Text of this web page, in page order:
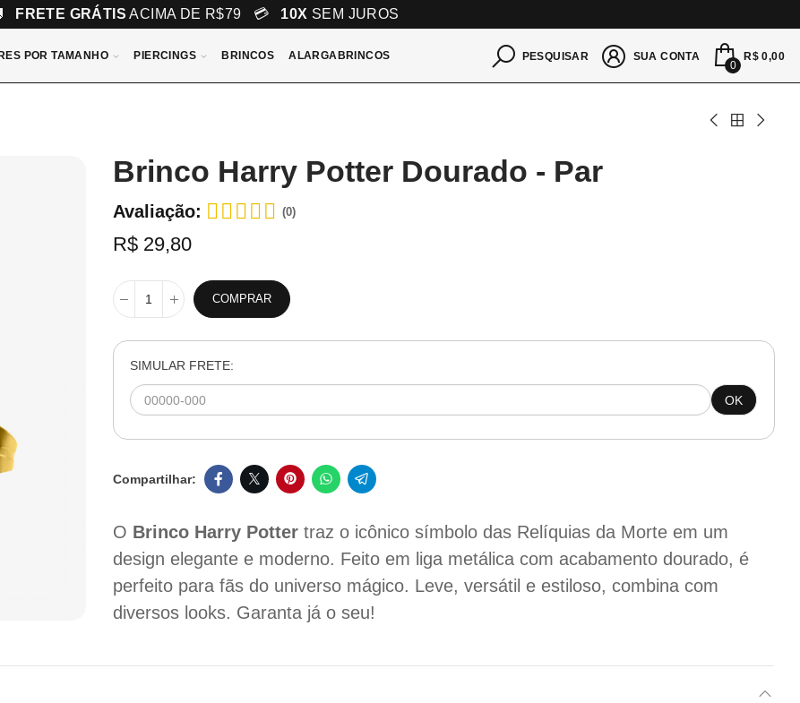
FRETE GRÁTIS ACIMA DE R$79 💳 10X SEM JUROS
POR TAMANHO PIERCINGS BRINCOS ALARGABRINCOS PESQUISAR SUA CONTA
0
R$ 0,00
Brinco Harry Potter Dourado - Par
Avaliação: (0)
R$ 29,80
COMPRAR
SIMULAR FRETE:
OK
O Brinco Harry Potter traz o icônico símbolo das Relíquias da Morte em um
design elegante e moderno. Feito em liga metálica com acabamento dourado, é
perfeito para fãs do universo mágico. Leve, versátil e estiloso, combina com
diversos looks. Garanta já o seu!